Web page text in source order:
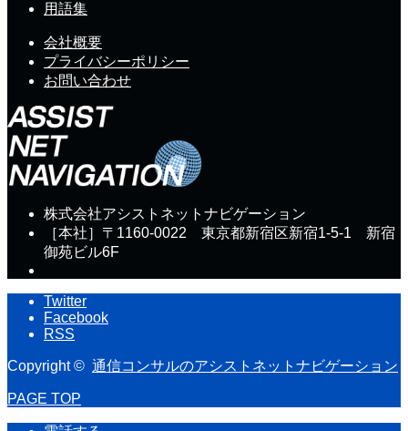
用語集
会社概要
プライバシーポリシー
お問い合わせ
株式会社アシストネットナビゲーション
［本社］〒1160-0022 東京都新宿区新宿1-5-1 新宿
御苑ビル6F
Twitter
Facebook
RSS
Copyright © 通信コンサルのアシストネットナビゲーション
PAGE TOP